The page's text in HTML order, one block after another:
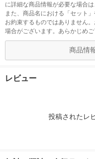
に詳細な商品情報が必要な場合
また、商品名における「セット
お約束するものではありません
場合がございます。あらかじめご
商品情
レビュー
投稿されたレ